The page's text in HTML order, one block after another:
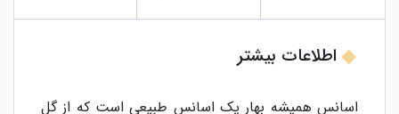
اطلاعات بیشتر
اسانس همیشه بهار یک اسانس طبیعی است که از گل